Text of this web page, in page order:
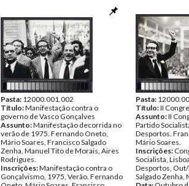
Pasta: 12000.001.002
Título:Manifestação contra o
governo de Vasco Gonçalves
Assunto:Manifestação decorrida no
verão de 1975. Fernando Oneto,
Mário Soares, Francisco Salgado
Zenha, Manuel Tito de Morais, Aires
Rodrigues.
Inscrições:Manifestação contra o
Gonçalvismo, 1975, Verão. Fernando
Pasta:
Título:II
Assunto:II
Partido
Desportos.
Mário Soares.
Inscrições:
Socialista,
Desportos,
Salgado Zenha,